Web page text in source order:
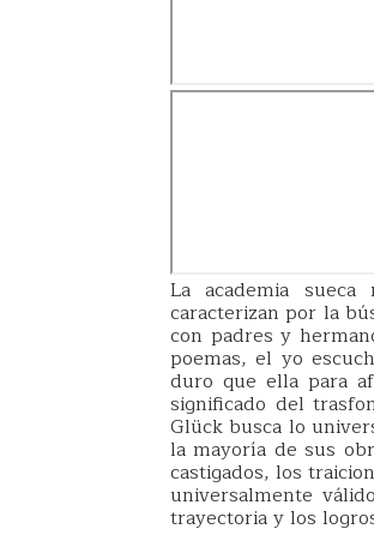
La academia
caracterizan por la
con padres y
poemas, el yo
duro que ella para
significado del
Glück busca lo
la mayoría de sus
castigados, los
universalmente
trayectoria y los